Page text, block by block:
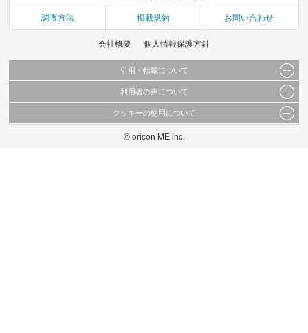
調査方法 掲載規約 お問い合わせ
会社概要 個人情報保護方針
引用・転載について
当サイトで公開されている情報（文字、写真、イラスト、画像データ等）及びこれらの配
これらの情報を権利者の許可なく無断転載・複製などの二次利用を行うことは固く禁じて
利用者の声について
当サイトに掲載している内容はすべてサービスの利用者が提出された見解・感想です。
弊社の見解・ 意見ではないことをご理解いただいた上でご覧ください。
クッキーの使用について
このサイトでは Cookie を使用して、ユーザーに合わせたコンテンツや広告の表示、ソー
© oricon ME inc.